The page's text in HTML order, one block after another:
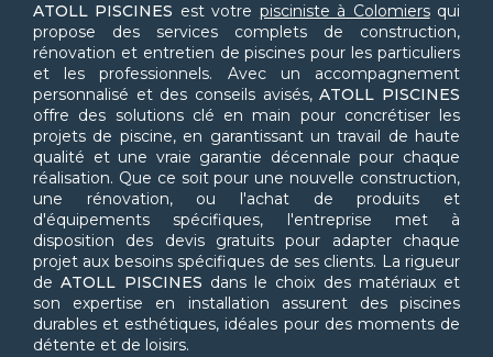
ATOLL PISCINES est votre pisciniste à Colomiersqui
propose des services complets de construction,
rénovation et entretien de piscines pour les particuliers
et les professionnels. Avec un accompagnement
personnalisé et des conseils avisés,ATOLL PISCINES
offre des solutions clé en main pour concrétiser les
projets de piscine, en garantissant un travail de haute
qualité et une vraie garantie décennale pour chaque
réalisation. Que ce soit pour une nouvelle construction,
une rénovation, ou l'achat de produits et
d'équipements spécifiques, l'entreprise met à
disposition des devis gratuits pour adapter chaque
projet aux besoins spécifiques de ses clients. La rigueur
deATOLL PISCINES dans le choix des matériaux et
son expertise en installation assurent des piscines
durables et esthétiques, idéales pour des moments de
détente et de loisirs.